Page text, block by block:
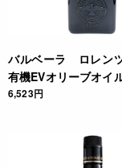
バルベーラ ロレン
有機EVオリーブオイ
6,523円